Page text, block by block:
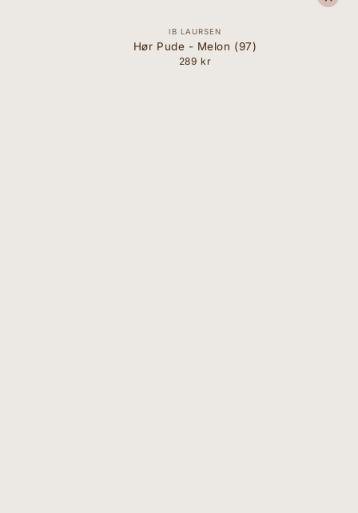
Forhandler:
IB LAURSEN
Hør Pude - Melon (97)
Normal
289 kr